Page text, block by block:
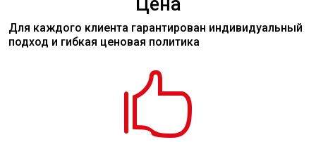
Для каждого клиента гарантирован индивидуальный
подход и гибкая ценовая политика
